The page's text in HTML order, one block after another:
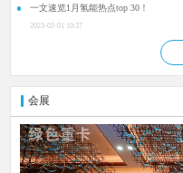
一文速览1月氢能热点top 30！
2023-02-01 10:37
会展